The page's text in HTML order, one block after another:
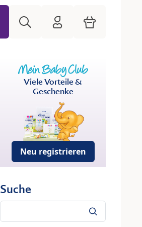
HiPP Mein Babyclub
Warenkorb
Viele Vorteile &
Geschenke
Neu registrieren
Suche